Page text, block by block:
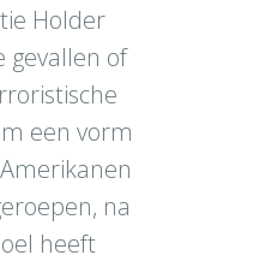
Holder
gevallen of
een vorm
na
heeft